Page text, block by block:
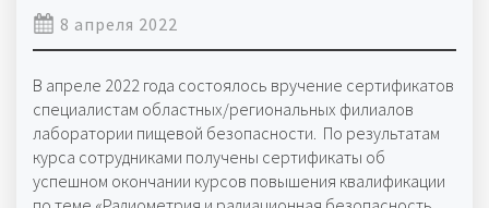
8 апреля 2022
В апреле 2022 года состоялось вручение сертификатов
специалистам областных/региональных филиалов
лаборатории пищевой безопасности. По результатам
курса сотрудниками получены сертификаты об
успешном окончании курсов повышения квалификации